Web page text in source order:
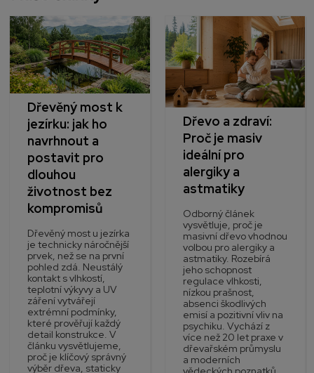
Dřevěný most k
jezírku: jak ho
navrhnout a
postavit pro
dlouhou
životnost bez
kompromisů
Dřevěný most u jezírka
je technicky náročnější
prvek, než se na první
pohled zdá. Neustálý
kontakt s vlhkostí,
teplotní výkyvy a UV
záření vytvářejí
extrémní podmínky,
které prověřují každý
detail konstrukce. V
článku vysvětlujeme,
proč je klíčový správný
výběr dřeva, staticky
Dřevo a zdraví:
Proč je masiv
ideální pro
alergiky a
astmatiky
Odborný článek
vysvětluje, proč je
masivní dřevo vhodnou
volbou pro alergiky a
astmatiky. Rozebírá
jeho schopnost
regulace vlhkosti,
nízkou prašnost,
absenci škodlivých
emisí a pozitivní vliv na
psychiku. Vychází z
více než 20 let praxe v
dřevařském průmyslu
a moderních